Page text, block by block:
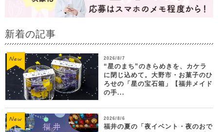
新着の記事
2026/8/7
“星のまち”のきらめきを、カケラ
に閉じ込めて。大野市・お菓子のひ
ろせの「星の宝石箱」【福井メイド
の手...
2026/8/6
福井の夏の「夜イベント・夜のおで